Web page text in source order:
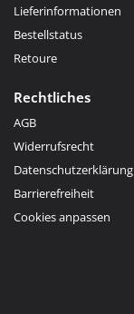
Lieferinformationen
Bestellstatus
Retoure
Rechtliches
AGB
Widerrufsrecht
Datenschutzerklärung
Barrierefreiheit
Cookies anpassen